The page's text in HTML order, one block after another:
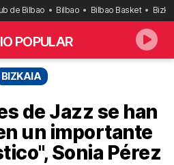
de Bilbao Bilbao Bilbao Basket
POPULAR
BIZKAIA
de Jazz se han
un importante
Sonia Pérez